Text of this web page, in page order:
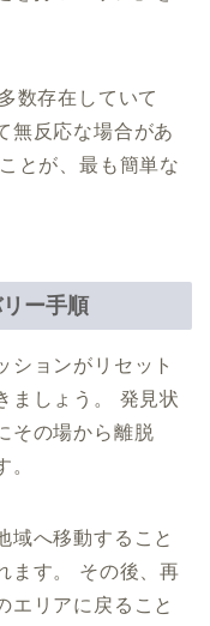
数存在していて
無反応な場合があ
とが、最も簡単な
ー手順
ションがリセット
ましょう。 発見状
その場から離脱
。
域へ移動すること
ます。 その後、再
エリアに戻ること